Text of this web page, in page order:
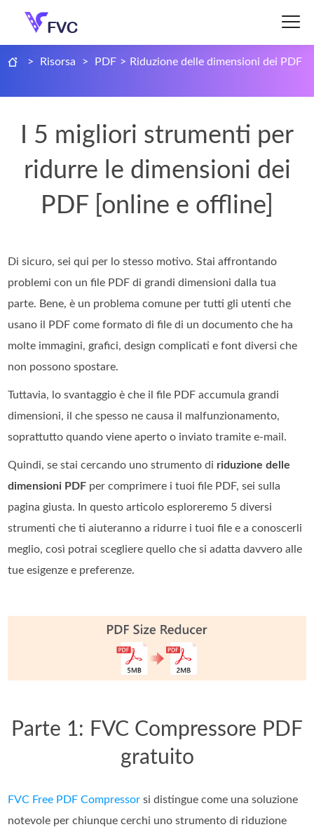
> Risorsa > PDF > Riduzione delle dimensioni dei PDF
I 5 migliori strumenti per
ridurre le dimensioni dei
PDF [online e offline]
Di sicuro, sei qui per lo stesso motivo. Stai affrontando
problemi con un file PDF di grandi dimensioni dalla tua
parte. Bene, è un problema comune per tutti gli utenti che
usano il PDF come formato di file di un documento che ha
molte immagini, grafici, design complicati e font diversi che
non possono spostare.
Tuttavia, lo svantaggio è che il file PDF accumula grandi
dimensioni, il che spesso ne causa il malfunzionamento,
soprattutto quando viene aperto o inviato tramite e-mail.
Quindi, se stai cercando uno strumento di riduzione delle
dimensioni PDF per comprimere i tuoi file PDF, sei sulla
pagina giusta. In questo articolo esploreremo 5 diversi
strumenti che ti aiuteranno a ridurre i tuoi file e a conoscerli
meglio, così potrai scegliere quello che si adatta davvero alle
tue esigenze e preferenze.
Parte 1: FVC Compressore PDF
gratuito
FVC Free PDF Compressor si distingue come una soluzione
notevole per chiunque cerchi uno strumento di riduzione